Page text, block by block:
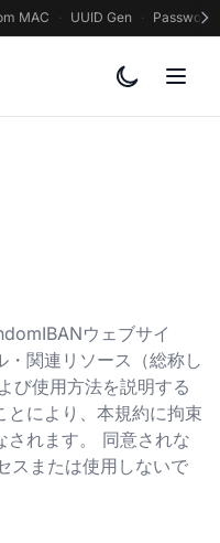
MAC · UUID Gen · Password
ウェブサイ
・関連リソース（総称し
び使用方法を説明する
とにより、本規約に拘束
されます。 同意されな
スまたは使用しないで